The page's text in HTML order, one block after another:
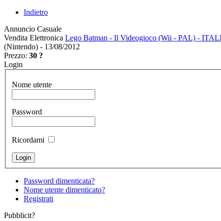
Indietro
Annuncio Casuale
Vendita Elettronica Lego Batman - Il Videogioco (Wii - PAL) -
(Nintendo) - 13/08/2012
Prezzo: 30 ?
Login
Nome utente
Password
Ricordami
Password dimenticata?
Nome utente dimenticato?
Registrati
Pubblicit?